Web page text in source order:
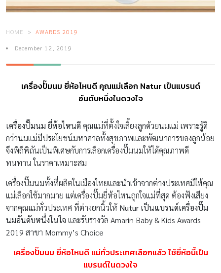
HOME AWARDS 2019
December 12, 2019
เครื่องปั๊มนม ยี่ห้อไหนดี คุณแม่เลือก Natur เป็นแบรนด์
อันดับหนึ่งในดวงใจ
เครื่องปั๊มนม ยี่ห้อไหนดี คุณแม่ที่ตั้งใจเลี้ยงลูกด้วยนมแม่ เพราะรู้ดี
กว่านมแม่มีประโยชน์มหาศาลทั้งสุขภาพและพัฒนาการของลูกน้อย
จึงพิถีพิถันเป็นพิเศษกับการเลือกเครื่องปั๊มนมให้ได้คุณภาพดี
ทนทาน ในราคาเหมาะสม
เครื่องปั๊มนมทั้งที่ผลิตในเมืองไทยและนำเข้าจากต่างประเทศมีให้คุณ
แม่เลือกใช้มากมาย แต่เครื่องปั๊มยี่ห้อไหนถูกใจแม่ที่สุด ต้องฟังเสียง
จากคุณแม่ทั่วประเทศ ที่ต่างยกนิ้วให้ Nutur เป็นแบรนด์เครื่องปั๊ม
นมอันดับหนึ่งในใจ และรับรางวัล Amarin Baby & Kids Awards
2019 สาขา Mommy’s Choice
เครื่องปั๊มนม ยี่ห้อไหนดี แม่ทั่วประเทศเลือกแล้ว ใช้ยี่ห้อนี้เป็น
แบรนด์ในดวงใจ